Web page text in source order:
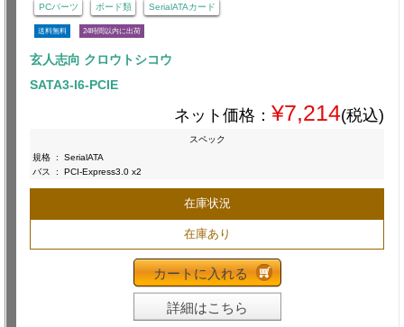
PCパーツ ボード類 SerialATAカード
送料無料 24時間以内に出荷
玄人志向 クロウトシコウ
SATA3-I6-PCIE
ネット価格： ¥7,214(税込)
スペック
規格 :
SerialATA
バス
: PCI-Express3.0 x2
在庫状況
在庫あり
カートに入れる
詳細はこちら